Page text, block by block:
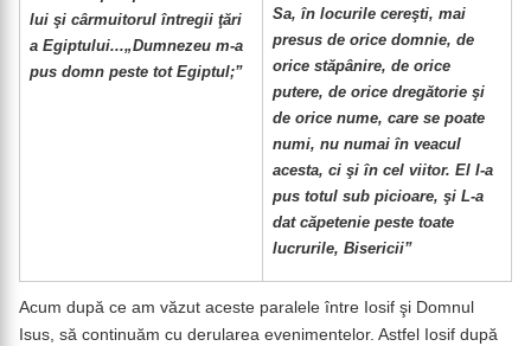
lui şi cârmuitorul întregii ţări
a Egiptului...„Dumnezeu m-a
pus domn peste tot Egiptul;”
Sa, în locurile cereşti, mai
presus de orice domnie, de
orice stăpânire, de orice
putere, de orice dregătorie şi
de orice nume, care se poate
numi, nu numai în veacul
acesta, ci şi în cel viitor. El I-a
pus totul sub picioare, şi L-a
dat căpetenie peste toate
lucrurile, Bisericii”
Acum după ce am văzut aceste paralele între Iosif şi Domnul
Isus, să continuăm cu derularea evenimentelor. Astfel Iosif după